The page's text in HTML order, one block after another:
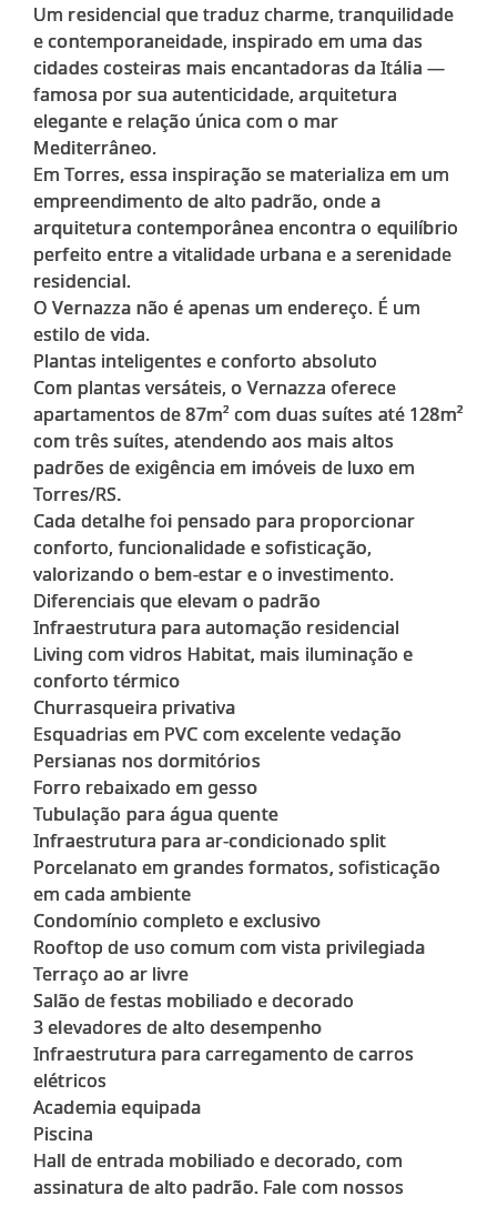
Um residencial que traduz charme, tranquilidade
e contemporaneidade, inspirado em uma das
cidades costeiras mais encantadoras da Itália —
famosa por sua autenticidade, arquitetura
elegante e relação única com o mar
Mediterrâneo.
Em Torres, essa inspiração se materializa em um
empreendimento de alto padrão, onde a
arquitetura contemporânea encontra o equilíbrio
perfeito entre a vitalidade urbana e a serenidade
residencial.
O Vernazza não é apenas um endereço. É um
estilo de vida.
Plantas inteligentes e conforto absoluto
Com plantas versáteis, o Vernazza oferece
apartamentos de 87m² com duas suítes até 128m²
com três suítes, atendendo aos mais altos
padrões de exigência em imóveis de luxo em
Torres/RS.
Cada detalhe foi pensado para proporcionar
conforto, funcionalidade e sofisticação,
valorizando o bem-estar e o investimento.
Diferenciais que elevam o padrão
Infraestrutura para automação residencial
Living com vidros Habitat, mais iluminação e
conforto térmico
Churrasqueira privativa
Esquadrias em PVC com excelente vedação
Persianas nos dormitórios
Forro rebaixado em gesso
Tubulação para água quente
Infraestrutura para ar-condicionado split
Porcelanato em grandes formatos, sofisticação
em cada ambiente
Condomínio completo e exclusivo
Rooftop de uso comum com vista privilegiada
Terraço ao ar livre
Salão de festas mobiliado e decorado
3 elevadores de alto desempenho
Infraestrutura para carregamento de carros
elétricos
Academia equipada
Piscina
Hall de entrada mobiliado e decorado, com
assinatura de alto padrão. Fale com nossos